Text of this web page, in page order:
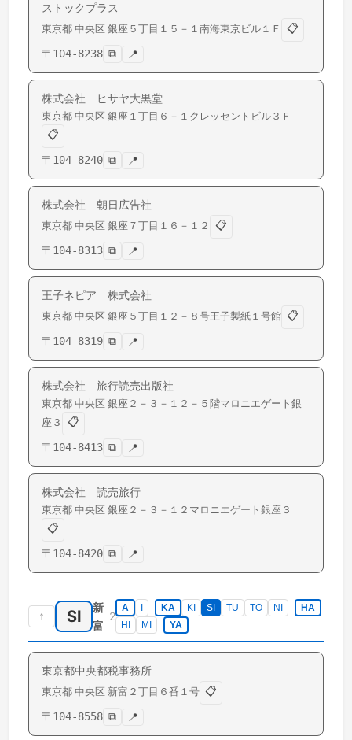
ストックプラス
東京都 中央区 銀座 ５丁目１５－１南海東京ビル１Ｆ
📋
〒 104-8238 ⧉ 📍
株式会社 ヒサヤ大黒堂
東京都 中央区 銀座 １丁目６－１クレッセントビル３Ｆ
📋
〒 104-8240 ⧉ 📍
株式会社 朝日広告社
東京都 中央区 銀座 ７丁目１６－１２
📋
〒 104-8313 ⧉ 📍
王子ネピア 株式会社
東京都 中央区 銀座 ５丁目１２－８号王子製紙１号館 📋
〒 104-8319 ⧉ 📍
株式会社 旅行読売出版社
東京都 中央区 銀座 ２－３－１２－５階マロニエゲート銀
座３
📋
〒 104-8413 ⧉ 📍
株式会社 読売旅行
東京都 中央区 銀座 ２－３－１２マロニエゲート銀座３
📋
〒 104-8420 ⧉ 📍
↑ SI
新
富
2
A KA KI SI TU TO NI
HA
HI
MI YA
東京都中央都税事務所
東京都 中央区 新富 ２丁目６番１号 📋
〒 104-8558 ⧉ 📍